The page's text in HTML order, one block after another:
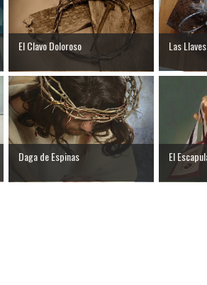
El Clavo Doloroso Las
Daga de Espinas El